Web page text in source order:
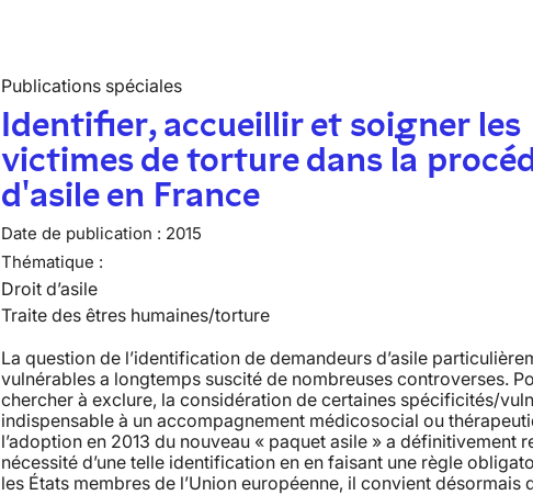
Publications spéciales
Identifier, accueillir et soigner les
victimes de torture dans la
d'asile en France
Date de publication : 2015
Thématique :
Droit d’asile
Traite des êtres humaines/torture
La question de l’identification de demandeurs d’asile
vulnérables a longtemps suscité de nombreuses controverses.
chercher à exclure, la considération de certaines spécificités/
indispensable à un accompagnement médicosocial ou
l’adoption en 2013 du nouveau « paquet asile » a définitivement
nécessité d’une telle identification en en faisant une règle
les États membres de l’Union européenne, il convient désormais